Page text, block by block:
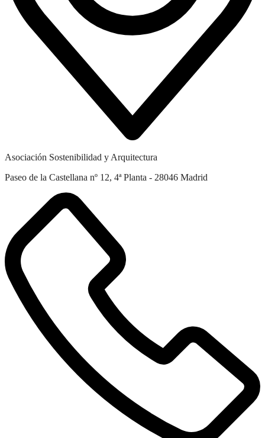
Asociación Sostenibilidad y Arquitectura
Paseo de la Castellana nº 12, 4ª Planta - 28046 Madrid